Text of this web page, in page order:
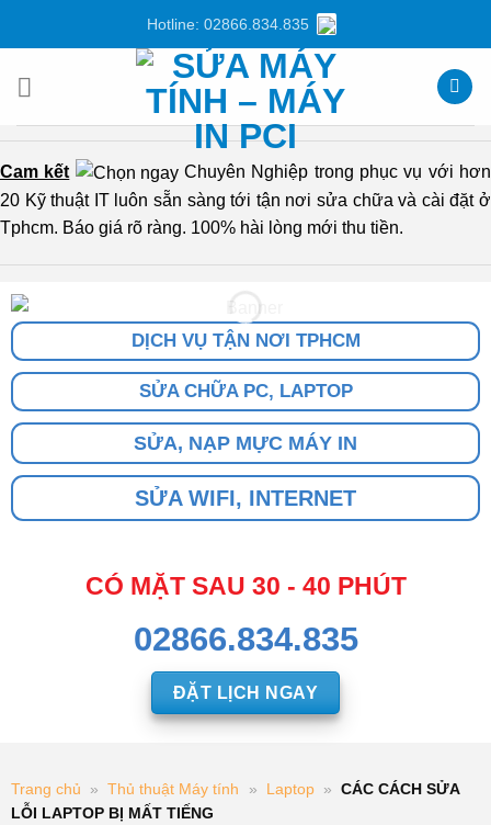
dung
Hotline: 02866.834.835
Cam kết
Chuyên Nghiệp trong phục vụ với hơn
20 Kỹ thuật IT luôn sẵn sàng tới tận nơi sửa chữa và cài đặt ở
Tphcm. Báo giá rõ ràng. 100% hài lòng mới thu tiền.
DỊCH VỤ TẬN NƠI TPHCM
SỬA CHỮA PC, LAPTOP
SỬA, NẠP MỰC MÁY IN
SỬA WIFI, INTERNET
CÓ MẶT SAU 30 - 40 PHÚT
02866.834.835
ĐẶT LỊCH NGAY
Trang chủ » Thủ thuật Máy tính » Laptop » CÁC CÁCH SỬA
LỖI LAPTOP BỊ MẤT TIẾNG